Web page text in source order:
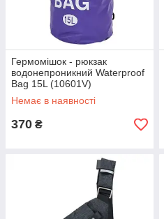
Гермомішок - рюкзак
водонепроникний Waterproof
Bag 15L (10601V)
Немає в наявності
370 ₴